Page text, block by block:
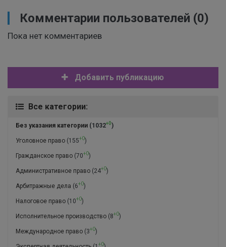
Комментарии пользователей (0)
Пока нет комментариев
Добавить публикацию
Все категории:
Без указания категории (1032+0)
Уголовное право (155+0)
Гражданское право (70+0)
Административное право (24+0)
Арбитражные дела (6+0)
Налоговое право (10+0)
Исполнительное производство (8+0)
Международное право (3+0)
+0